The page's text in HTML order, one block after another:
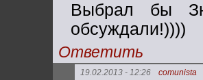
Выбрал бы
обсуждали!))))
Ответить
19.02.2013 - 12:26 comunista